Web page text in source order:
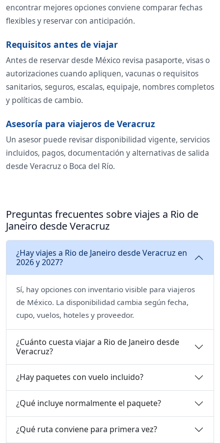
encontrar mejores opciones conviene comparar fechas
flexibles y reservar con anticipación.
Requisitos antes de viajar
Antes de reservar desde México revisa pasaporte, visas o
autorizaciones cuando apliquen, vacunas o requisitos
sanitarios, seguros, escalas, equipaje, nombres completos
y políticas de cambio.
Asesoría para viajeros de Veracruz
Un asesor puede revisar disponibilidad vigente, servicios
incluidos, pagos, documentación y alternativas de salida
desde Veracruz o Boca del Río.
Preguntas frecuentes sobre viajes a Rio de
Janeiro desde Veracruz
¿Hay viajes a Rio de Janeiro desde Veracruz en
2026 y 2027?
Sí, hay opciones con inventario visible para viajeros
de México. La disponibilidad cambia según fecha,
cupo, vuelos, hoteles y proveedor.
¿Cuánto cuesta viajar a Rio de Janeiro desde
Veracruz?
¿Hay paquetes con vuelo incluido?
¿Qué incluye normalmente el paquete?
¿Qué ruta conviene para primera vez?